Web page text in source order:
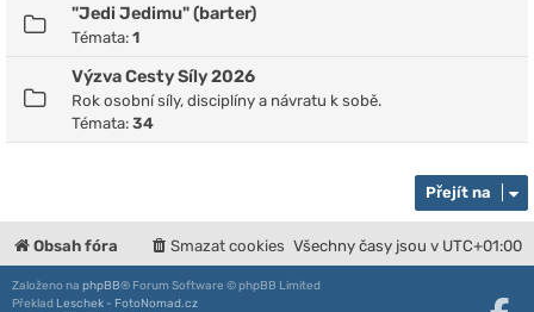
"Jedi Jedimu" (barter)
Témata: 1
Výzva Cesty Síly 2026
Rok osobní síly, disciplíny a návratu k sobě.
Témata: 34
Přejít na
Obsah fóra Všechny časy jsou v UTC+01:00
Smazat cookies
Založeno na phpBB® Forum Software © phpBB Limited
Překlad Leschek - FotoNomad.cz